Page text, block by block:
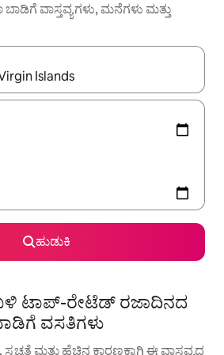
ಬಾಡಿಗೆ ವಾಸ್ತವ್ಯಗಳು, ಮನೆಗಳು ಮತ್ತು
ಅಪ್ ಮತ್ತು ಡೌನ್ ಬಾಣದ ಕೀಲಿಗಳೊಂದಿಗೆ
ಹುಡುಕಿ
ಟಾಪ್-ರೇಟೆಡ್ ರಜಾದಿನದ
ವಸತಿಗಳು
ಸ್ವಚ್ಛತೆ ಮತ್ತು ಹೆಚ್ಚಿನ ಕಾರಣಕ್ಕಾಗಿ ಈ ವಾಸ್ತವ್ಯದ